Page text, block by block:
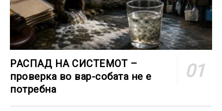
РАСПАД НА СИСТЕМОТ –
проверка во вар-собата не е
потребна